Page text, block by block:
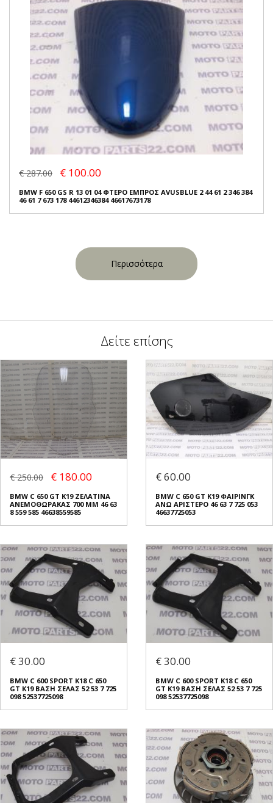
€ 287.00 € 100.00
BMW F 650 GS R 13 01 04 ΦΤΕΡΟ ΕΜΠΡΟΣ AVUSBLUE 2 44 61 2 346 384
46 61 7 673 178 44612346384 46617673178
Περισσότερα
Δείτε επίσης
€ 250.00 € 180.00
BMW C 650 GT K19 ΖΕΛΑΤΙΝΑ
ΑΝΕΜΟΘΩΡΑΚΑΣ 700 MM 46 63
8 559 585 46638559585
€ 60.00
BMW C 650 GT K19 ΦΑΙΡΙΝΓΚ
ΑΝΩ ΑΡΙΣΤΕΡΟ 46 63 7 725 053
46637725053
€ 30.00
BMW C 600 SPORT K18 C 650
GT K19 ΒΑΣΗ ΣΕΛΑΣ 52 53 7 725
098 52537725098
€ 30.00
BMW C 600 SPORT K18 C 650
GT K19 ΒΑΣΗ ΣΕΛΑΣ 52 53 7 725
098 52537725098